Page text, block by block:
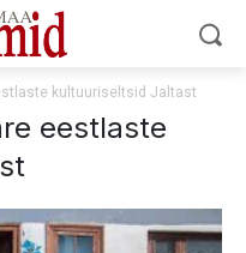
kultuuriseltsid Jaltast
eestlaste